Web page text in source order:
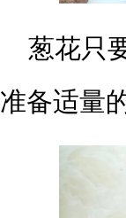
葱花只
准备适量